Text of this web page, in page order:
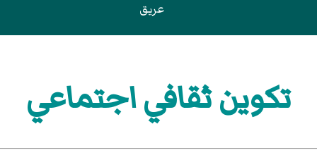
عريق
تكوين ثقافي اجتماعي